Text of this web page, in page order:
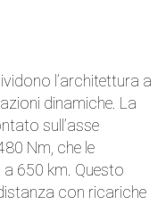
l’architettura a
dinamiche. La
sull’asse
Nm, che le
650 km. Questo
con ricariche